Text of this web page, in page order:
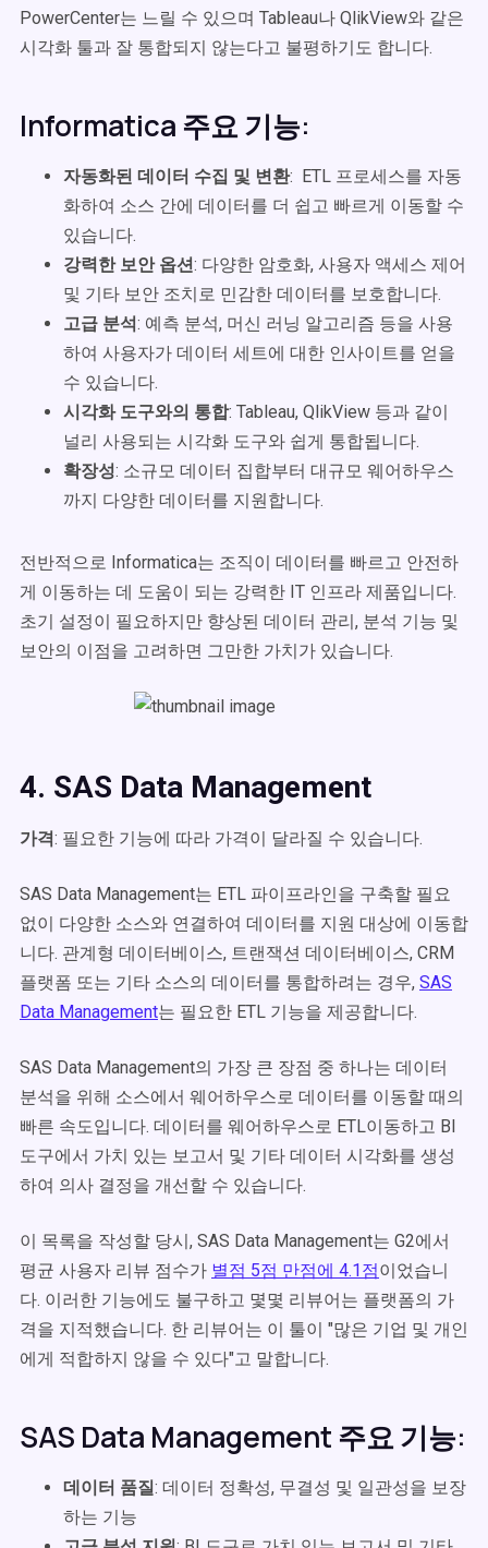
PowerCenter는 느릴 수 있으며 Tableau나 QlikView와 같은
시각화 툴과 잘 통합되지 않는다고 불평하기도 합니다.
Informatica 주요 기능:
자동화된 데이터 수집 및 변환: ETL 프로세스를 자동
화하여 소스 간에 데이터를 더 쉽고 빠르게 이동할 수
있습니다.
강력한 보안 옵션: 다양한 암호화, 사용자 액세스 제어
및 기타 보안 조치로 민감한 데이터를 보호합니다.
고급 분석: 예측 분석, 머신 러닝 알고리즘 등을 사용
하여 사용자가 데이터 세트에 대한 인사이트를 얻을
수 있습니다.
시각화 도구와의 통합: Tableau, QlikView 등과 같이
널리 사용되는 시각화 도구와 쉽게 통합됩니다.
확장성: 소규모 데이터 집합부터 대규모 웨어하우스
까지 다양한 데이터를 지원합니다.
전반적으로 Informatica는 조직이 데이터를 빠르고 안전하
게 이동하는 데 도움이 되는 강력한 IT 인프라 제품입니다.
초기 설정이 필요하지만 향상된 데이터 관리, 분석 기능 및
보안의 이점을 고려하면 그만한 가치가 있습니다.
4. SAS Data Management
가격: 필요한 기능에 따라 가격이 달라질 수 있습니다.
SAS Data Management는 ETL 파이프라인을 구축할 필요
없이 다양한 소스와 연결하여 데이터를 지원 대상에 이동합
니다. 관계형 데이터베이스, 트랜잭션 데이터베이스, CRM
플랫폼 또는 기타 소스의 데이터를 통합하려는 경우, SAS
Data Management는 필요한 ETL 기능을 제공합니다.
SAS Data Management의 가장 큰 장점 중 하나는 데이터
분석을 위해 소스에서 웨어하우스로 데이터를 이동할 때의
빠른 속도입니다. 데이터를 웨어하우스로 ETL이동하고 BI
도구에서 가치 있는 보고서 및 기타 데이터 시각화를 생성
하여 의사 결정을 개선할 수 있습니다.
이 목록을 작성할 당시, SAS Data Management는 G2에서
평균 사용자 리뷰 점수가 별점 5점 만점에 4.1점이었습니
다. 이러한 기능에도 불구하고 몇몇 리뷰어는 플랫폼의 가
격을 지적했습니다. 한 리뷰어는 이 툴이 "많은 기업 및 개인
에게 적합하지 않을 수 있다"고 말합니다.
SAS Data Management 주요 기능:
데이터 품질: 데이터 정확성, 무결성 및 일관성을 보장
하는 기능